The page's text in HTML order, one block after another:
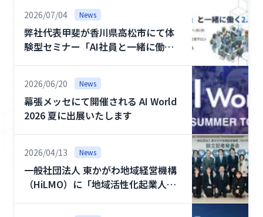
例
コ
強
私
た
ち
2026/07/04 News
弊社代表甲斐が香川県高松市にて体
験型セミナー「AI社員と一緒に働く
2026/06/20 News
幕張メッセにて開催される AI World
2026 夏に出展いたします
2026/04/13 News
一般社団法人 東かがわ地域経営機構
（HiLMO）に「地域活性化起業人」